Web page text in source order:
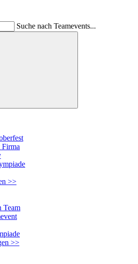
Suche nach Teamevents...
Firma
>>
Team
>>